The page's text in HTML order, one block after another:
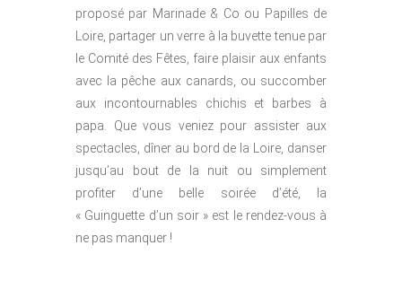
proposé par Marinade & Co ou Papilles de
Loire, partager un verre à la buvette tenue par
le Comité des Fêtes, faire plaisir aux enfants
avec la pêche aux canards, ou succomber
aux incontournables chichis et barbes à
papa. Que vous veniez pour assister aux
spectacles, dîner au bord de la Loire, danser
jusqu’au bout de la nuit ou simplement
profiter d’une belle soirée d’été, la
« Guinguette d’un soir » est le rendez-vous à
ne pas manquer !